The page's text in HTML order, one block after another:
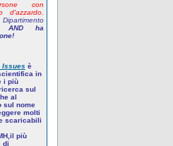
con
d'azzardo.
AND ha
Issues è
in
i più
sul
al
sul nome
molti
scaricabili
più
di